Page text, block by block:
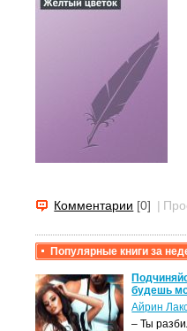
Комментарии [0] |
Популярные книги за
будешь
Айрин
– Ты